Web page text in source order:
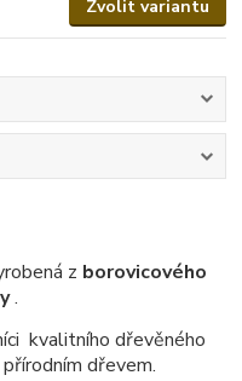
Zvolit variantu
z borovicového
.
kvalitního dřevěného
dřevem.